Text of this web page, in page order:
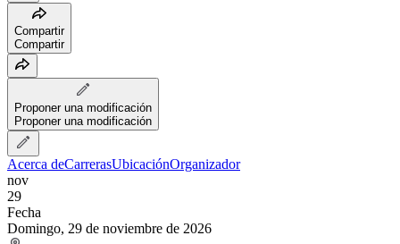
Compartir
Compartir
Proponer una modificación
Proponer una modificación
Acerca deCarrerasUbicaciónOrganizador
nov
29
Fecha
Domingo, 29 de noviembre de 2026